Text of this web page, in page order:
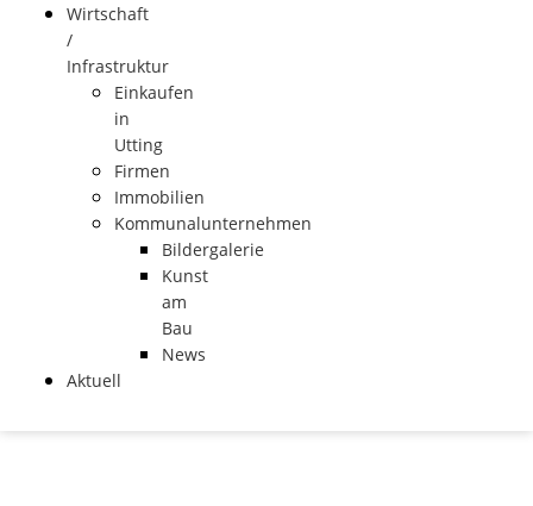
Wirtschaft
/
Infrastruktur
Einkaufen
in
Utting
Firmen
Immobilien
Kommunalunternehmen
Bildergalerie
Kunst
am
Bau
News
Aktuell